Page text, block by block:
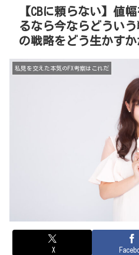
【CBに頼らない】値
るなら今ならどうい
の戦略をどう生かすか
私見を交えた本気のFX考察はこれだ
X